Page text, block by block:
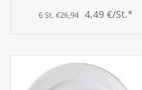
6 St. €26,94 4,49 €/St.*